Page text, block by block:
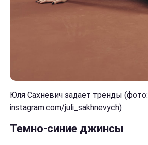
Юля Сахневич задает тренды (фото:
instagram.com/juli_sakhnevych)
Темно-синие джинсы